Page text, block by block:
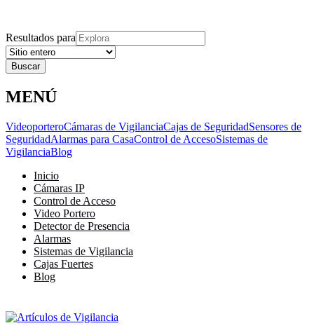
Resultados para
MENÚ
VideoporteroCámaras de VigilanciaCajas de SeguridadSensores de
SeguridadAlarmas para CasaControl de AccesoSistemas de
VigilanciaBlog
Inicio
Cámaras IP
Control de Acceso
Video Portero
Detector de Presencia
Alarmas
Sistemas de Vigilancia
Cajas Fuertes
Blog